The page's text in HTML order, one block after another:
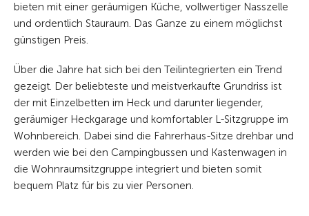
bieten mit einer geräumigen Küche, vollwertiger Nasszelle
und ordentlich Stauraum. Das Ganze zu einem möglichst
günstigen Preis.
Über die Jahre hat sich bei den Teilintegrierten ein Trend
gezeigt. Der beliebteste und meistverkaufte Grundriss ist
der mit Einzelbetten im Heck und darunter liegender,
geräumiger Heckgarage und komfortabler L-Sitzgruppe im
Wohnbereich. Dabei sind die Fahrerhaus-Sitze drehbar und
werden wie bei den Campingbussen und Kastenwagen in
die Wohnraumsitzgruppe integriert und bieten somit
bequem Platz für bis zu vier Personen.